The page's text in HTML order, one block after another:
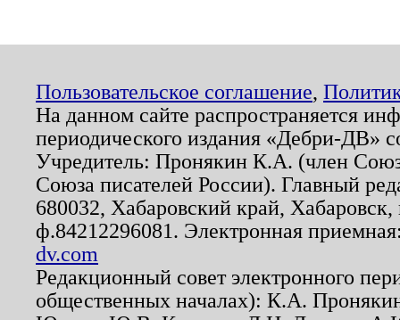
Пользовательское соглашение,
На данном сайте распространяется
периодического издания «Дебри-ДВ»
Учредитель: Пронякин К.А. (член
Союза писателей России). Главный
680032, Хабаровский край,
ф.84212296081. Электронная
dv.com
Редакционный совет электронного
общественных началах): К.А.